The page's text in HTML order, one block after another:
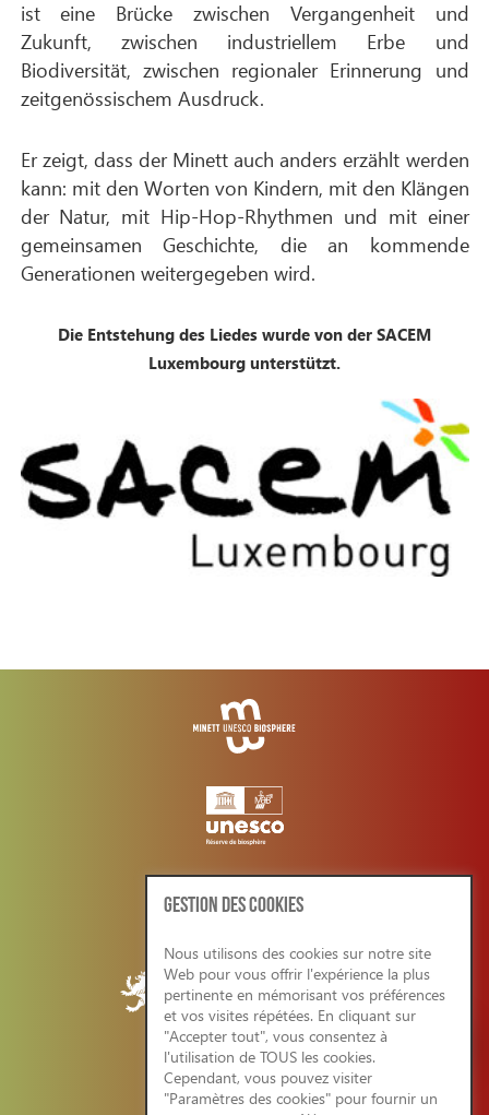
ist eine Brücke zwischen Vergangenheit und
Zukunft, zwischen industriellem Erbe und
Biodiversität, zwischen regionaler Erinnerung und
zeitgenössischem Ausdruck.
Er zeigt, dass der Minett auch anders erzählt werden
kann: mit den Worten von Kindern, mit den Klängen
der Natur, mit Hip-Hop-Rhythmen und mit einer
gemeinsamen Geschichte, die an kommende
Generationen weitergegeben wird.
Die Entstehung des Liedes wurde von der SACEM
Luxembourg unterstützt.
CONDITIONS GENERALES/RGPD
GESTION DES COOKIES
Nous utilisons des cookies sur notre site
Web pour vous offrir l'expérience la plus
pertinente en mémorisant vos préférences
et vos visites répétées. En cliquant sur
"Accepter tout", vous consentez à
l'utilisation de TOUS les cookies.
Cependant, vous pouvez visiter
"Paramètres des cookies" pour fournir un